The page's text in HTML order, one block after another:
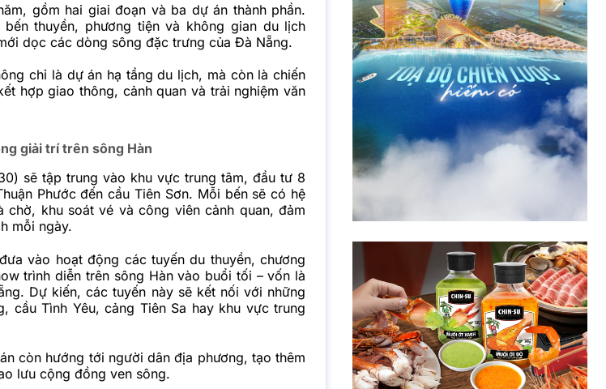
gồm hai giai đoạn và ba dự án thành phần.
thuyền, phương tiện và không gian du lịch
dọc các dòng sông đặc trưng của Đà Nẵng.
chỉ là dự án hạ tầng du lịch, mà còn là chiến
hợp giao thông, cảnh quan và trải nghiệm văn
giải trí trên sông Hàn
sẽ tập trung vào khu vực trung tâm, đầu tư 8
Phước đến cầu Tiên Sơn. Mỗi bến sẽ có hệ
khu soát vé và công viên cảnh quan, đảm
mỗi ngày.
vào hoạt động các tuyến du thuyền, chương
trình diễn trên sông Hàn vào buổi tối – vốn là
Dự kiến, các tuyến này sẽ kết nối với những
cầu Tình Yêu, cảng Tiên Sa hay khu vực trung
còn hướng tới người dân địa phương, tạo thêm
lưu cộng đồng ven sông.